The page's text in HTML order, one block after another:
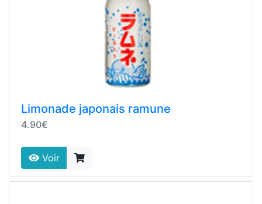
Limonade japonais ramune
4.90€
Voir